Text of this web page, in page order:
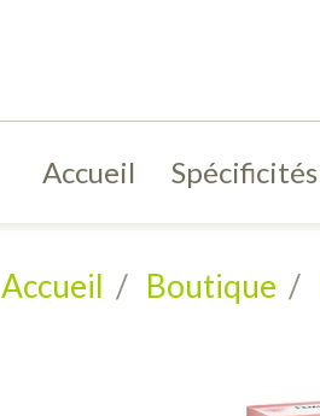
Accueil Spécificités
Accueil Boutique